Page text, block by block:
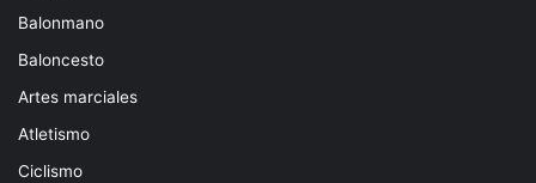
Balonmano
Baloncesto
Artes marciales
Atletismo
Ciclismo